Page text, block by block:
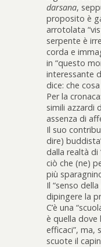
darsana,
proposito è
arrotolata
serpente è
corda e
in “questo
interessante
dice: che
Per la
simili azzardi
assenza di
Il suo
dire)
dalla realtà
ciò che (ne)
più
Il “senso
dipingere la
C’è una
è quella dove
efficaci”, ma,
scuote il